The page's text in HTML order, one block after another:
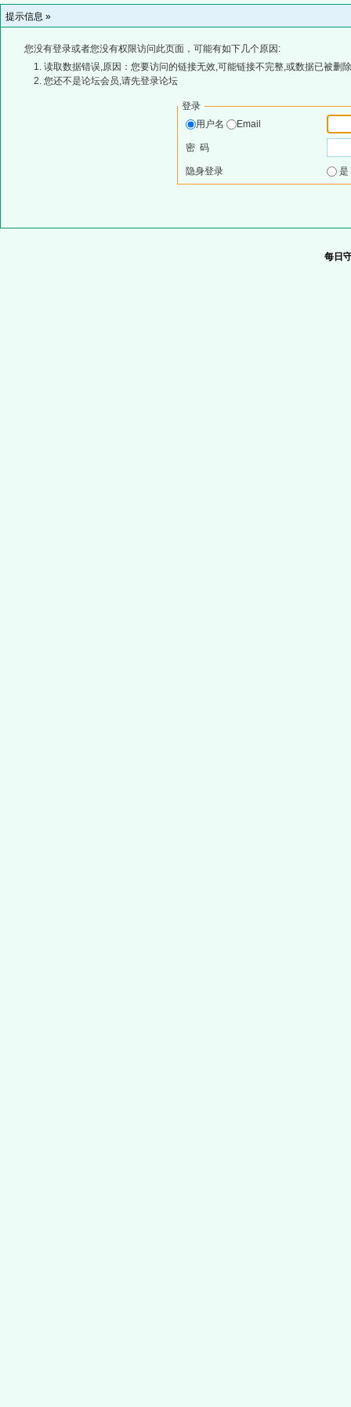
提示信息 »
您没有登录或者您没有权限访问此页面，可能有如下几个原因:
读取数据错误,原因：您要访问的链接无效,可能链接不完整,或数据已被删
您还不是论坛会员,请先登录论坛
登录
用户名
Email
密 码
隐身登录
每日